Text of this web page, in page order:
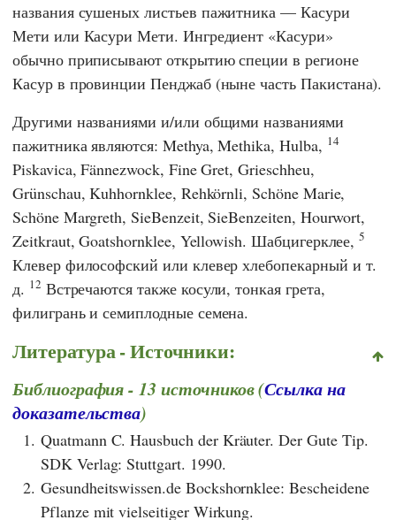
названия сушеных листьев пажитника — Касури
Мети или Касури Мети. Ингредиент «Касури»
обычно приписывают открытию специи в регионе
Касур в провинции Пенджаб (ныне часть Пакистана).
Другими названиями и/или общими названиями
пажитника являются: Methya, Methika, Hulba, 14
Piskavica, Fännezwock, Fine Gret, Grieschheu,
Grünschau, Kuhhornklee, Rehkörnli, Schöne Marie,
Schöne Margreth, SieBenzeit, SieBenzeiten, Hourwort,
Zeitkraut, Goatshornklee, Yellowish. Шабцигерклее,5
Клевер философский или клевер хлебопекарный и т.
д. 12 Встречаются также косули, тонкая грета,
филигрань и семиплодные семена.
Литература - Источники:
Библиография - 13 источников (Ссылка на
доказательства)
1. Quatmann C. Hausbuch der Kräuter. Der Gute Tip.
SDK Verlag: Stuttgart. 1990.
2. Gesundheitswissen.de Bockshornklee: Bescheidene
Pflanze mit vielseitiger Wirkung.